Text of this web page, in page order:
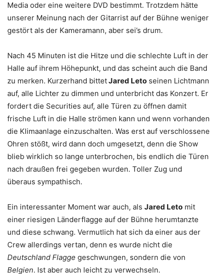
Media oder eine weitere DVD bestimmt. Trotzdem hätte
unserer Meinung nach der Gitarrist auf der Bühne weniger
gestört als der Kameramann, aber sei’s drum.
Nach 45 Minuten ist die Hitze und die schlechte Luft in der
Halle auf ihrem Höhepunkt, und das scheint auch die Band
zu merken. Kurzerhand bittetJared Leto seinen Lichtmann
auf, alle Lichter zu dimmen und unterbricht das Konzert. Er
fordert die Securities auf, alle Türen zu öffnen damit
frische Luft in die Halle strömen kann und wenn vorhanden
die Klimaanlage einzuschalten. Was erst auf verschlossene
Ohren stößt, wird dann doch umgesetzt, denn die Show
blieb wirklich so lange unterbrochen, bis endlich die Türen
nach draußen frei gegeben wurden. Toller Zug und
überaus sympathisch.
Ein interessanter Moment war auch, als Jared Leto mit
einer riesigen Länderflagge auf der Bühne herumtanzte
und diese schwang. Vermutlich hat sich da einer aus der
Crew allerdings vertan, denn es wurde nicht die
Deutschland Flagge geschwungen, sondern die von
Belgien. Ist aber auch leicht zu verwechseln.